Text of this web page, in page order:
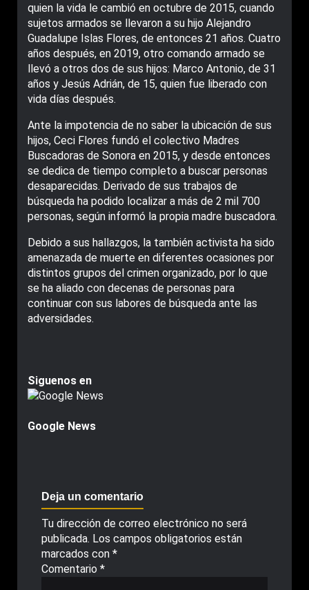
quien la vida le cambió en octubre de 2015, cuando
sujetos armados se llevaron a su hijo Alejandro
Guadalupe Islas Flores, de entonces 21 años. Cuatro
años después, en 2019, otro comando armado se
llevó a otros dos de sus hijos: Marco Antonio, de 31
años y Jesús Adrián, de 15, quien fue liberado con
vida días después.
Ante la impotencia de no saber la ubicación de sus
hijos, Ceci Flores fundó el colectivo Madres
Buscadoras de Sonora en 2015, y desde entonces
se dedica de tiempo completo a buscar personas
desaparecidas. Derivado de sus trabajos de
búsqueda ha podido localizar a más de 2 mil 700
personas, según informó la propia madre buscadora.
Debido a sus hallazgos, la también activista ha sido
amenazada de muerte en diferentes ocasiones por
distintos grupos del crimen organizado, por lo que
se ha aliado con decenas de personas para
continuar con sus labores de búsqueda ante las
adversidades.
Siguenos en
Google News
Deja un comentario
Tu dirección de correo electrónico no será
publicada. Los campos obligatorios están
marcados con *
Comentario *